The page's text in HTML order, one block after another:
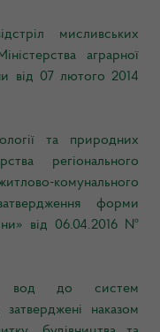
мисливських
аграрної
від 07 лютого 2014
та природних
регіонального
комунального
форми
від 06.04.2016 №
вод до систем
затверджені наказом